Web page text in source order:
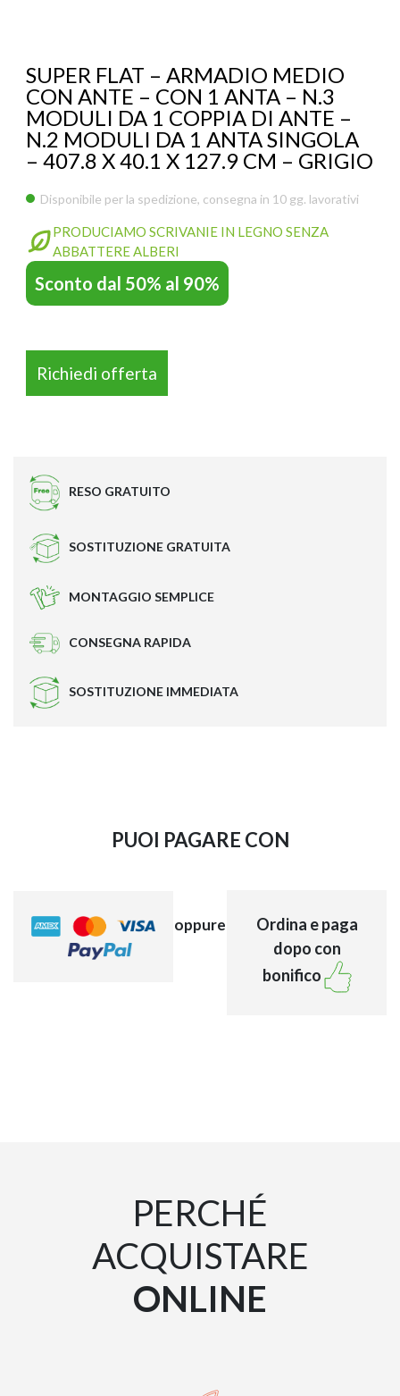
KOROS –
EXPERT –
TWIST –
POCKET OFFICE
SCRIVANY
FASTOFFICE
SPEEDOFFICE
SAFE SCREEN
ARREDI FIERE ED EVENTI
PARETI DIVISORIE PER UFFICIO
PARETI
SUPER FLAT – ARMADIO MEDIO
CON ANTE – CON 1 ANTA – N.3
MODULI DA 1 COPPIA DI ANTE –
N.2 MODULI DA 1 ANTA SINGOLA
– 407.8 X 40.1 X 127.9 CM – GRIGIO
Disponibile per la spedizione, consegna in 10 gg. lavorativi
PRODUCIAMO SCRIVANIE IN LEGNO SENZA
ABBATTERE ALBERI
Sconto dal 50% al 90%
Richiedi offerta
RESO GRATUITO
SOSTITUZIONE GRATUITA
MONTAGGIO SEMPLICE
CONSEGNA RAPIDA
SOSTITUZIONE IMMEDIATA
PUOI PAGARE CON
oppure
Ordina e paga
dopo con
bonifico
PERCHÉ
ACQUISTARE
ONLINE